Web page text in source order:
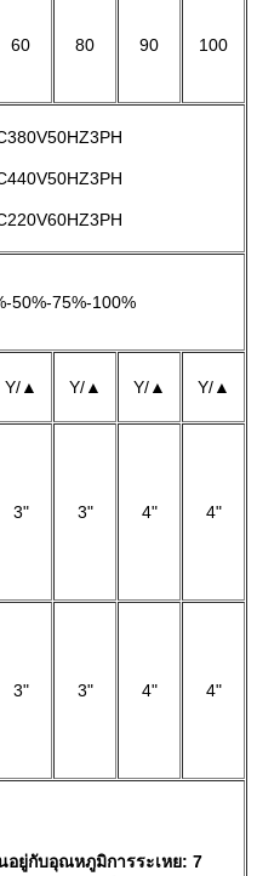
60 80 90 100
50%-75%-100%
Y/▲ Y/▲ Y/▲ Y/▲
3" 3" 4" 4"
3" 3" 4" 4"
อยู่กับอุณหภูมิการระเหย: 7